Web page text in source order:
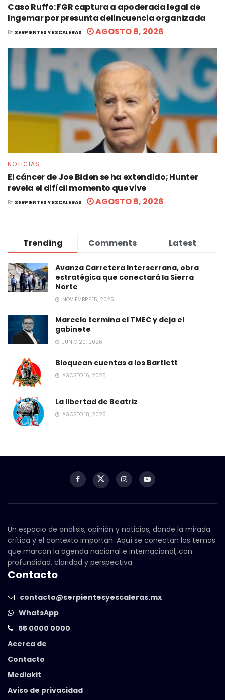
Caso Ruffo: FGR captura a apoderada legal de
Ingemar por presunta delincuencia organizada
BY SERPIENTES Y ESCALERAS AGOSTO 8, 2026
NOTICIAS
El cáncer de Joe Biden se ha extendido; Hunter
revela el difícil momento que vive
BY SERPIENTES Y ESCALERAS AGOSTO 8, 2026
Trending Comments Latest
Avanza Carretera Interserrana, obra
estratégica que conectará la Sierra
Norte
NOVIEMBRE 15, 2025
Marcelo termina el TMEC y deja el
gabinete
JUNIO 20, 2026
Bloquean cuentas a los Bartlett
AGOSTO 16, 2025
La libertad de Beatriz
AGOSTO 18, 2025
Un espacio de análisis, opinión y noticias, donde la mirada
crítica y el contexto importan. Aquí se conectan los temas
que marcan la agenda nacional e internacional, con
profundidad, claridad y perspectiva.
Contacto
contacto@serpientesyescaleras.mx
WhatsApp
55 0000 0000
Acerca de
Contacto
Mediakit
Aviso de privacidad